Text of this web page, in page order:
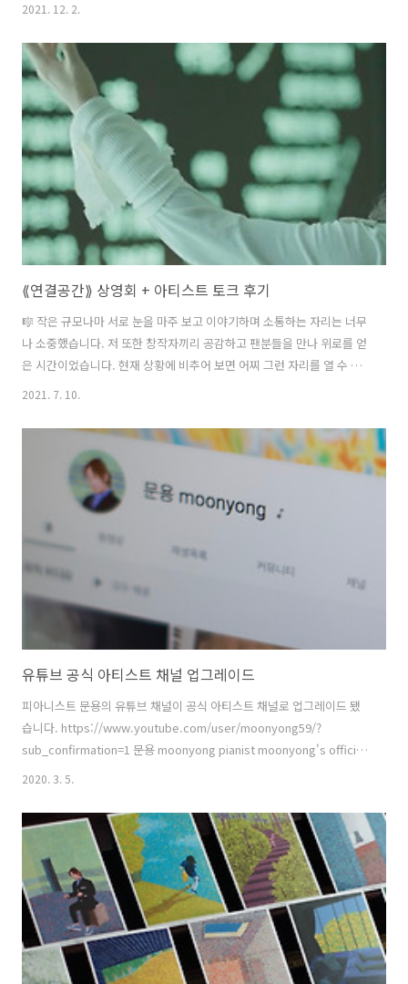
https://www.facebook.com/pianistmoonyong instagram:
https://www.instagram.com/moonyong59/ blog:
http://moonyong.com 영상, 음악 문용(moonyong) 목소리, 자막 문
용(moonyong) bgm Jupiter(Piano Ver.) - G. Holst by 문용(moo..
2021. 12. 2.
⟪연결공간⟫ 상영회 + 아티스트 토크 후기
🎼 작은 규모나마 서로 눈을 마주 보고 이야기하며 소통하는 자리는 너무
나 소중했습니다. 저 또한 창작자끼리 공감하고 팬분들을 만나 위로를 얻
은 시간이었습니다. 현재 상황에 비추어 보면 어찌 그런 자리를 열 수 있
@gaga77page 진행 맡아 주신 @tara_choyoung 시간 내어 자리해
주신 @sfwriterjeong 에 감사 드립니다. #연결공간 #아티스트토크 #
상영회 #피아니스트문용🎹 #정소연작가 관련 게시물: ⟪연결공간⟫ 상영
회 + 아티스트 토크 - https://moonyong.tistory.com/m/6459
2021. 7. 10.
유튜브 공식 아티스트 채널 업그레이드
피아니스트 문용의 유튜브 채널이 공식 아티스트 채널로 업그레이드 됐
습니다. https://www.youtube.com/user/moonyong59/?
sub_confirmation=1 문용 moonyong pianist moonyong's official
channel www.youtube.com 유튜브 공식 아티스트 채널이 되면 유튜
과 앨범 섹션이 생깁니다. 유튜브 크리에이터 스튜디오에서 아티스트 프
로필을 작성할 수 있으며 메뉴에 콘서트 탭이 생깁니다. 하지만 콘서트는
한국에서는 아직 서비스가 되지 않는 듯하며, 현재 비활성 상태입니다.
만약 잘못된 내용이라면 댓글 달아주세요 :) 공식 아티스트 채널의 자격
기준은 아래와 같습니다. 1..
2020. 3. 5.